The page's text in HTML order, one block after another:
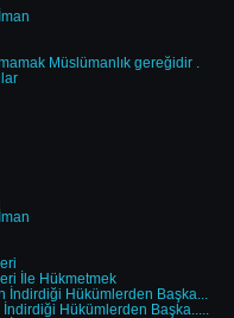
Müslümanlık gereğidir .
İle Hükmetmek
İndirdiği Hükümlerden Başka...
İndirdiği Hükümlerden Başka.....